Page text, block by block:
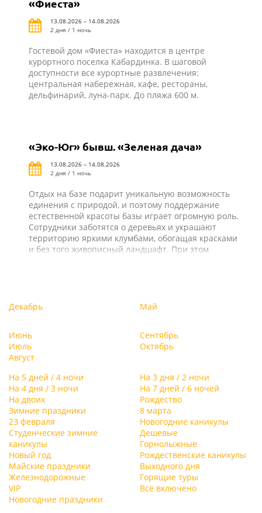
«Фиеста»
13.08.2026 – 14.08.2026
2 дня / 1 ночь
Гостевой дом «Фиеста» находится в центре
курортного поселка Кабардинка. В шаговой
доступности все курортные развлечения:
центральная набережная, кафе, рестораны,
дельфинарий, луна-парк. До пляжа 600 м.
«Эко-Юг» бывш. «Зеленая дача»
13.08.2026 – 14.08.2026
2 дня / 1 ночь
Отдых на базе подарит уникальную возможность
единения с природой, и поэтому поддержание
естественной красоты базы играет огромную роль.
Сотрудники заботятся о деревьях и украшают
территорию яркими клумбами, обогащая красками
и без того живописный ландшафт. При этом
только с удовольствием, но и с пользой!
Декабрь Май
Июнь
Июль
Август
Сентябрь
Октябрь
На 5 дней / 4 ночи
На 3 дня / 2 ночи
На 4 дня / 3 ночи
На 7 дней / 6 ночей
На двоих
Рождество
Зимние праздники
8 марта
23 февраля
Новогодние каникулы
Студенческие зимние
каникулы
Дешевые
Горнолыжные
Новый год
Рождественские каникулы
Майские праздники
Выходного дня
Железнодорожные
Горящие туры
VIP
Всё включено
Новогодние праздники